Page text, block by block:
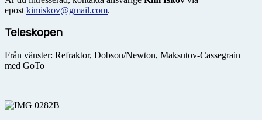
epost kimiskov@gmail.com.
Teleskopen
Från vänster: Refraktor, Dobson/Newton, Maksutov-Cassegrain
med GoTo